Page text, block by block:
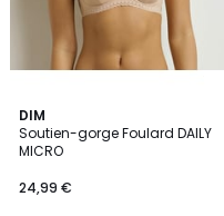
DIM
Soutien-gorge Foulard DAILY
MICRO
24,99 €
4,7
/ 5
2
Couleurs